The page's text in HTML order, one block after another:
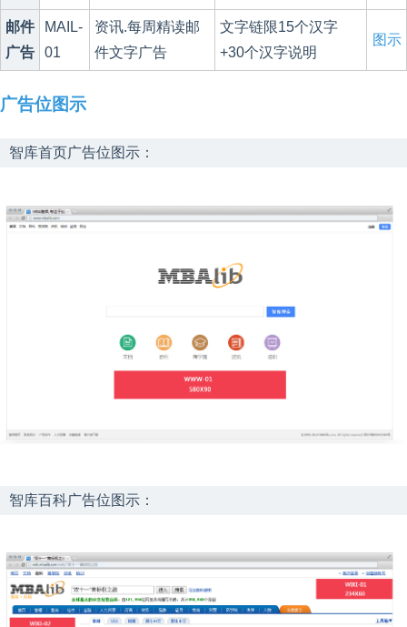
邮件
广告
MAIL-
01
资讯.每周精读邮
件文字广告
文字链限15个汉字
+30个汉字说明
图示
广告位图示
智库首页广告位图示：
智库百科广告位图示：